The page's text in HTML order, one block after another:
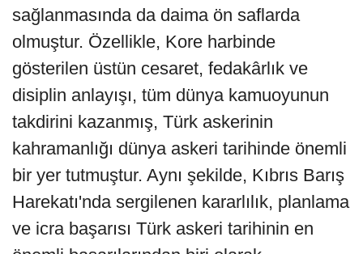
sağlanmasında da daima ön saflarda
olmuştur. Özellikle, Kore harbinde
gösterilen üstün cesaret, fedakârlık ve
disiplin anlayışı, tüm dünya kamuoyunun
takdirini kazanmış, Türk askerinin
kahramanlığı dünya askeri tarihinde önemli
bir yer tutmuştur. Aynı şekilde, Kıbrıs Barış
Harekatı'nda sergilenen kararlılık, planlama
ve icra başarısı Türk askeri tarihinin en